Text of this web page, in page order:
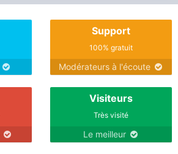
Support
100% gratuit
Modérateurs à l'écoute
Visiteurs
Très visité
Le meilleur